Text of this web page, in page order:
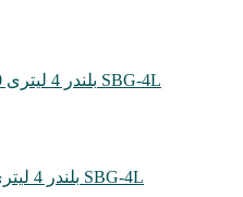
بلندر 4 لیتری 2800 وات صنعتی اسمارت مدل SBG-4L